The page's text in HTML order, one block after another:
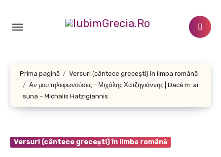
conținut
Prima pagină
Versuri (cântece grecești) în limba română
Αν μου τηλεφωνούσες – Μιχάλης Χατζηγιάννης | Dacă m-ai
suna – Michalis Hatzigiannis
Versuri (cântece grecești) în limba română